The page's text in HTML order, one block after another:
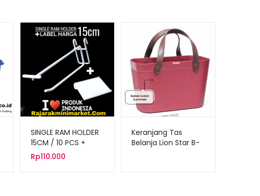
SINGLE RAM HOLDER
15CM / 10 PCS +
LABEL HARGA 6CM
Rp110.000
Keranjang Tas
Belanja Lion Star B-